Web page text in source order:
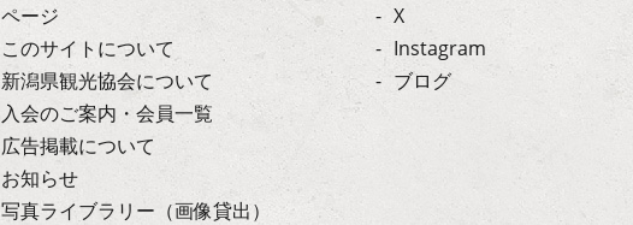
ページ
このサイトについて
新潟県観光協会について
入会のご案内・会員一覧
広告掲載について
お知らせ
写真ライブラリー（画像貸出）
X
Instagram
ブログ